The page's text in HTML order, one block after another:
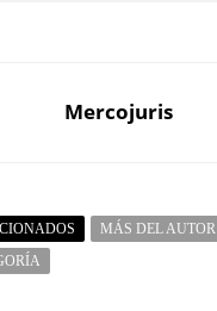
Mercojuris
MÁS DEL AUTOR